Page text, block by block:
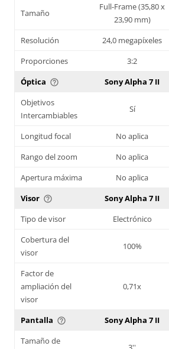
Tamaño
Full-Frame (35,80 x
23,90 mm)
Resolución
24,0 megapíxeles
Proporciones
3:2
Óptica help_outline Sony Alpha 7 II
Objetivos
Intercambiables
Sí
Longitud focal No aplica
Rango del zoom
No aplica
Apertura máxima
No aplica
Visor help_outline Sony Alpha 7 II
Tipo de visor
Electrónico
Cobertura del
visor
100%
Factor de
ampliación del
visor
0,71x
Pantalla help_outline Sony Alpha 7 II
Tamaño de